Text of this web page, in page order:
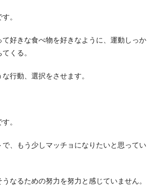
。
好きな食べ物を好きなように、運動しっか
くる。
行動、選択をさせます。
す。
、もう少しマッチョになりたいと思ってい
なるための努力を努力と感じていません。